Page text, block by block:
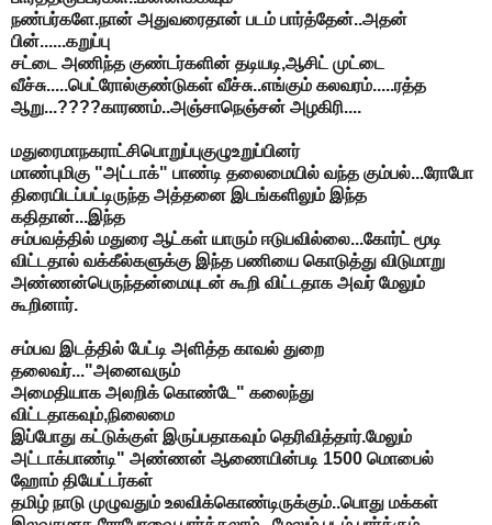
நண்பர்களே.நான் அதுவரைதான் படம் பார்த்தேன்..அதன்
பின்......கறுப்பு
சட்டை அணிந்த குண்டர்களின் தடியடி,ஆசிட் முட்டை
வீச்சு.....பெட்ரோல்குண்டுகள் வீச்சு..எங்கும் கலவரம்.....ரத்த
ஆறு...????காரணம்..அஞ்சாநெஞ்சன் அழகிரி....
மதுரைமாநகராட்சிபொறுப்புகுழுஉறுப்பினர்
மாண்புமிகு "அட்டாக்" பாண்டி தலைமையில் வந்த கும்பல்...ரோபோ
திரையிடப்பட்டிருந்த அத்தனை இடங்களிலும் இந்த
கதிதான்...இந்த
சம்பவத்தில் மதுரை ஆட்கள் யாரும் ஈடுபவில்லை...கோர்ட் மூடி
விட்டதால் வக்கீல்களுக்கு இந்த பணியை கொடுத்து விடுமாறு
அண்ணன்பெருந்தன்மையுடன் கூறி விட்டதாக அவர் மேலும்
கூறினார்.
சம்பவ இடத்தில் பேட்டி அளித்த காவல் துறை
தலைவர்..."அனைவரும்
அமைதியாக அலறிக் கொண்டே" கலைந்து
விட்டதாகவும்,நிலைமை
இப்போது கட்டுக்குள் இருப்பதாகவும் தெரிவித்தார்.மேலும்
அட்டாக்பாண்டி" அண்ணன் ஆணையின்படி 1500 மொபைல்
ஹோம் தியேட்டர்கள்
தமிழ் நாடு முழுவதும் உலவிக்கொண்டிருக்கும்..பொது மக்கள்